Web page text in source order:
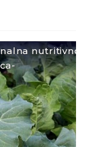
nutritivno